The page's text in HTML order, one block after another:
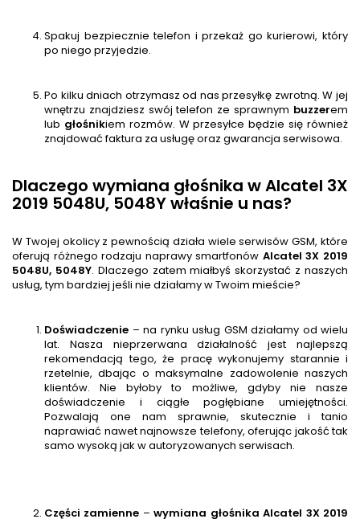
Spakuj bezpiecznie telefon i przekaż go kurierowi, który
po niego przyjedzie.
Po kilku dniach otrzymasz od nas przesyłkę zwrotną. W jej
wnętrzu znajdziesz swój telefon ze sprawnym buzzerem
lub głośnikiem rozmów. W przesyłce będzie się również
znajdować faktura za usługę oraz gwarancja serwisowa.
Dlaczego wymiana głośnika w Alcatel 3X
2019 5048U, 5048Y właśnie u nas?
W Twojej okolicy z pewnością działa wiele serwisów GSM, które
oferują różnego rodzaju naprawy smartfonów Alcatel 3X 2019
5048U, 5048Y. Dlaczego zatem miałbyś skorzystać z naszych
usług, tym bardziej jeśli nie działamy w Twoim mieście?
Doświadczenie – na rynku usług GSM działamy od wielu
lat. Nasza nieprzerwana działalność jest najlepszą
rekomendacją tego, że pracę wykonujemy starannie i
rzetelnie, dbając o maksymalne zadowolenie naszych
klientów. Nie byłoby to możliwe, gdyby nie nasze
doświadczenie i ciągłe pogłębiane umiejętności.
Pozwalają one nam sprawnie, skutecznie i tanio
naprawiać nawet najnowsze telefony, oferując jakość tak
samo wysoką jak w autoryzowanych serwisach.
Części zamienne –wymiana głośnika Alcatel 3X 2019